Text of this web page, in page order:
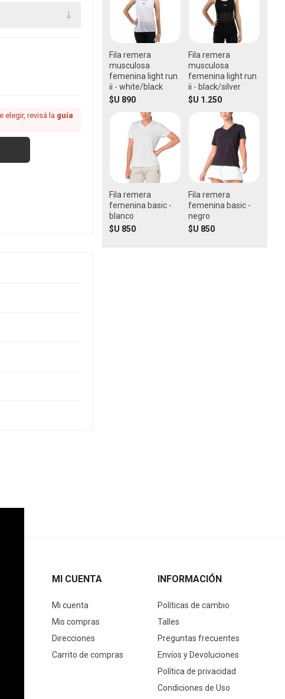
elegir, revisá la guía
Fila remera
musculosa
femenina light run
ii - white/black
$U 890
Fila remera
musculosa
femenina light run
ii - black/silver
$U 1.250
Fila remera
femenina basic -
blanco
$U 850
Fila remera
femenina basic -
negro
$U 850
MI CUENTA
Mi cuenta
Mis compras
Direcciones
Carrito de compras
INFORMACIÓN
Políticas de cambio
Talles
Preguntas frecuentes
Envíos y Devoluciones
Política de privacidad
Condiciones de Uso